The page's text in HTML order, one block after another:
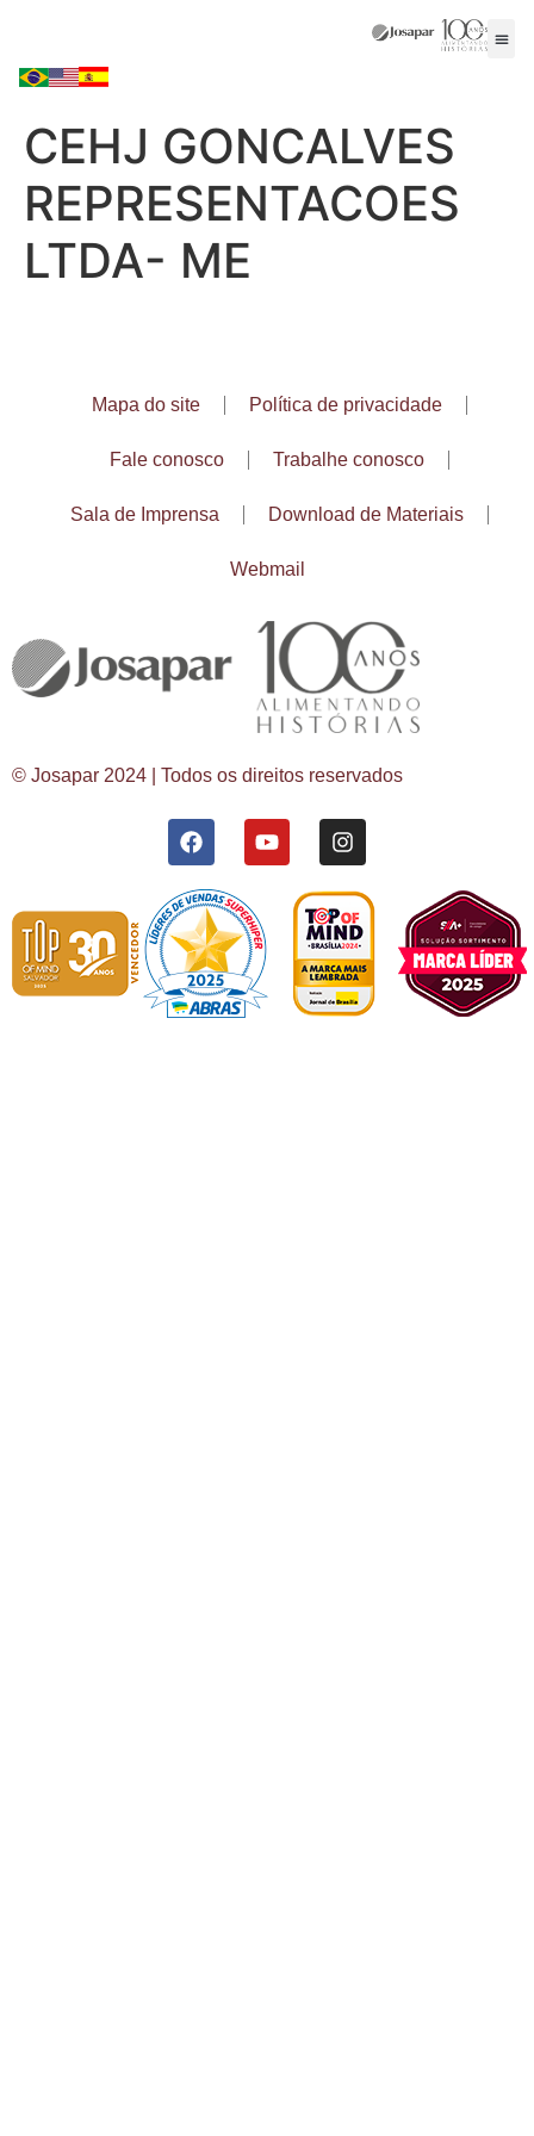
CEHJ GONCALVES
REPRESENTACOES
LTDA- ME
Mapa do site Política de privacidade
Fale conosco Trabalhe conosco
Sala de Imprensa Download de Materiais
Webmail
© Josapar 2024 | Todos os direitos reservados